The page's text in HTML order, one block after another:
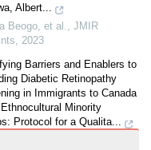
Albert...
Beogo, et al.
JMIR
2023
Barriers and Enablers to
Diabetic Retinopathy
in Immigrants to Canada
Minority
Protocol for a Qualita...